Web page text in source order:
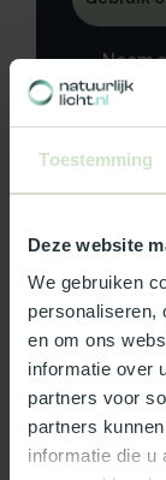
Toestemming
Deze website
We gebruiken
personaliseren,
en om ons
informatie over
partners voor
partners
informatie die u
Neem
Wat ons
Officieel Skylux